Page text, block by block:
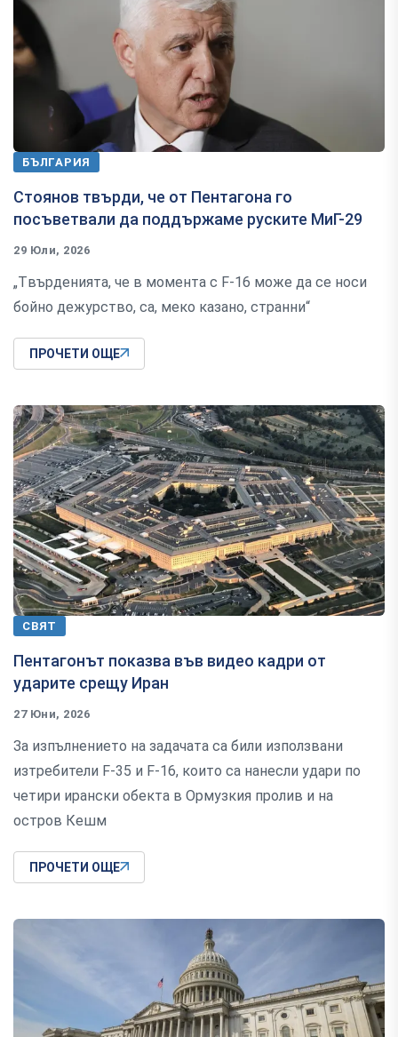
БЪЛГАРИЯ
Стоянов твърди, че от Пентагона го
посъветвали да поддържаме руските МиГ-29
29 Юли, 2026
„Tвърденията, че в момента с F-16 може да се носи
бойно дежурство, са, меко казано, странни“
ПРОЧЕТИ ОЩЕ
СВЯТ
Пентагонът показва във видео кадри от
ударите срещу Иран
27 Юни, 2026
За изпълнението на задачата са били използвани
изтребители F-35 и F-16, които са нанесли удари по
четири ирански обекта в Ормузкия пролив и на
остров Кешм
ПРОЧЕТИ ОЩЕ